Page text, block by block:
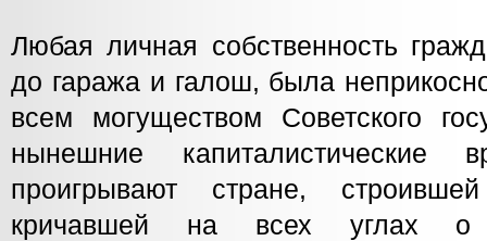
Любая личная собственность
до гаража и галош, была
всем могуществом Советского
нынешние капиталистические
проигрывают стране,
кричавшей на всех углах о